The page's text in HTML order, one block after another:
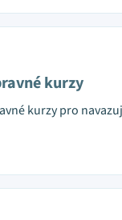
kurzy
kurzy pro